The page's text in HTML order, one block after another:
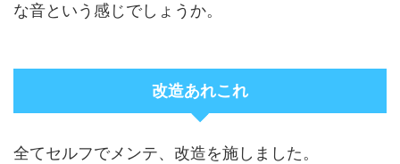
な音という感じでしょうか。
改造あれこれ
全てセルフでメンテ、改造を施しました。